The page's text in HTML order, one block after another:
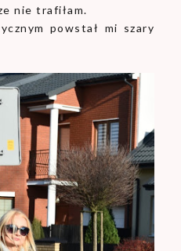
nie trafiłam.
powstał mi szary